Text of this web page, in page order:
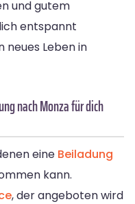
und gutem
entspannt
neues Leben in
nach Monza für dich
eine Beiladung
kann.
, der angeboten wird